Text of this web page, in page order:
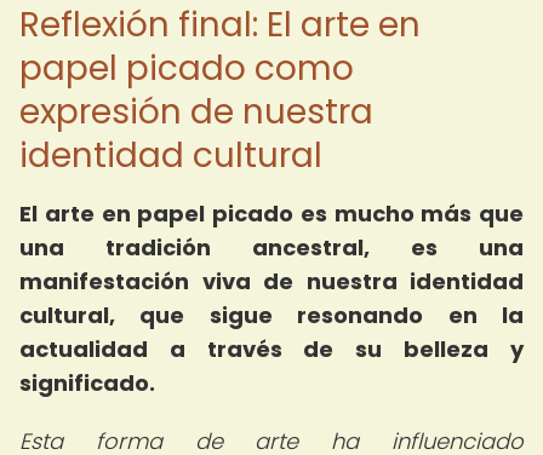
Reflexión final: El arte en
papel picado como
expresión de nuestra
identidad cultural
El arte en papel picado es mucho más que
una tradición ancestral, es una
manifestación viva de nuestra identidad
cultural, que sigue resonando en la
actualidad a través de su belleza y
significado.
Esta forma de arte ha influenciado